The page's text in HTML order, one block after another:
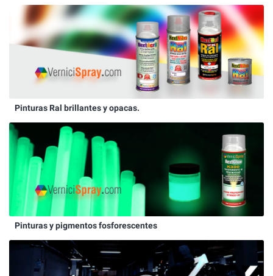
Pinturas Ral brillantes y opacas.
Pinturas y pigmentos fosforescentes